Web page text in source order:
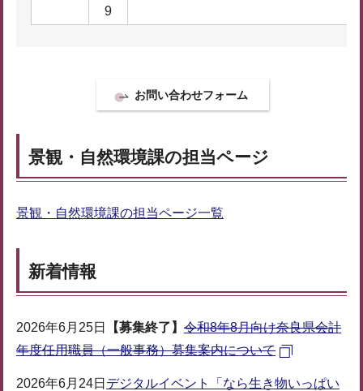
9
景観・自然環境課の担当ページ
景観・自然環境課の担当ページ一覧
新着情報
2026年6月25日 【募集終了】 令和8年8月向け奈良県会計
年度任用職員（一般事務）募集案内について
2026年6月24日 デジタルイベント「なら生き物いっぱい